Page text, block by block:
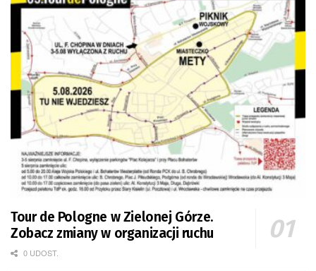
Tour de Pologne w Zielonej Górze.
Zobacz zmiany w organizacji ruchu
0 UDOST.